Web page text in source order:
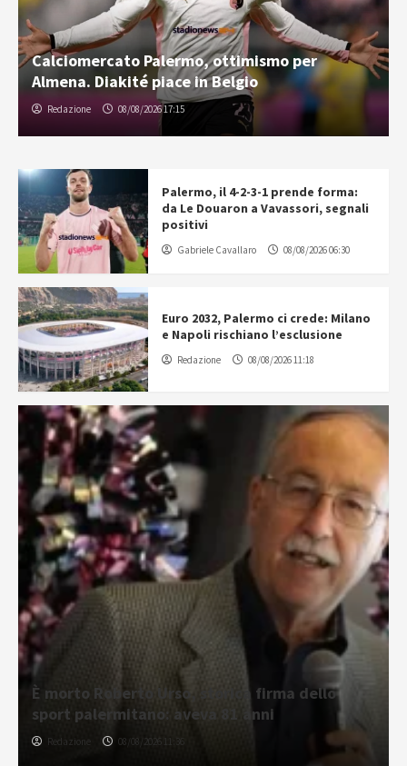
Calciomercato Palermo, ottimismo per
Almena. Diakité piace in Belgio
Redazione 08/08/2026 17:15
Palermo, il 4-2-3-1 prende forma:
da Le Douaron a Vavassori, segnali
positivi
Gabriele Cavallaro 08/08/2026 06:30
Euro 2032, Palermo ci crede: Milano
e Napoli rischiano l’esclusione
Redazione 08/08/2026 11:18
È morto Roberto Urso, storica firma dello
sport palermitano: aveva 81 anni
Redazione 08/08/2026 11:36